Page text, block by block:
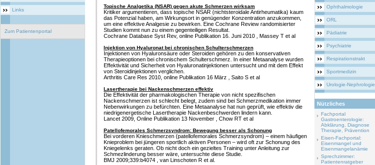
Links
Zum Patientenportal
Topische Analgetika (NSAR) gegen akute Schmerzen wirksam
Kritiker argumentieren, dass topische NSAR (nichtsteroidale Antirheumatika) kaum
das Potenzial haben, am Wirkungsort in genügender Konzentration anzukommen,
um eine effektive Analgesie zu bewirken. Eine Cochrane Review randomisierter
Studien kommt nun zu einem gegenteiligen Resultat.
Cochrane Database Syst Rev, online Publikation 16. Juni 2010 , Massey T et al
Injektion von Hyaluronat bei chronischen Schulterschmerzen
Injektionen von Hyaluronsäure oder Steroiden gehören zu den konservativen
Therapieoptionen bei chronischem Schulterschmerz. In einer Metaanalyse wurden
Effektivität und Sicherheit von Hyaluronatinjektionen untersucht und mit dem Effekt
von Steroidinjektionen verglichen.
Arthritis Care Res 2010, online Publikation 16 März , Saito S et al
Lasertherapie bei Nackenschmerzen effektiv
Die Effektivität der pharmakologischen Therapie von nicht spezifischen
Nackenschmerzen ist schlecht belegt, zudem sind bei Schmerzmedikation immer
Nebenwirkungen zu befürchten. Eine Metaanalyse hat nun geprüft, wie effektiv die
niedrigenergetische Lasertherapie Nackenbeschwerden lindern kann.
Lancet 2009, Online Publikation 13 November , Chow RT et al
Patellofemorales Schmerzsyndrom: Bewegung besser als Schonung
Bei vorderen Knieschmerzen (patellofemorales Schmerzsyndrom) – einem häufigen
Knieproblem bei jüngeren sportlich aktiven Personen – wird oft zur Schonung des
Kniegelenks geraten. Ob nicht doch ein gezieltes Training unter Anleitung zur
Schmezlinderung besser wäre, untersuchte diese Studie.
BMJ 2009;339:b4074 , van Linschoten R et al.
Ophthalmologie
ORL
Pädiatrie
Psychiatrie
Respirationstrakt
Sportmedizin
Urologie-Nephrologie
Nützliches
Fachportal
Gastroenterologie:
Abklärung, Diagnose
Therapie, Prävention
Eisen-Fachportal:
Eisenmangel und
Eisenmangelanämie
Sprechzimmer:
Patientenratgeber